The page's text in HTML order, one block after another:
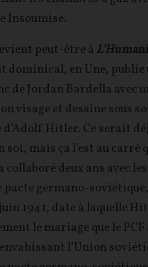
Insoumise.
peut-être à
dominical, en Une, publie
de Jordan Bardella avec
visage et dessine sous
d’Adolf Hitler. Ce serait
soi, mais ça l’est au carré
collaboré deux ans avec
pacte germano-
juin 1941, date à laquelle
le mariage que le
l’Union